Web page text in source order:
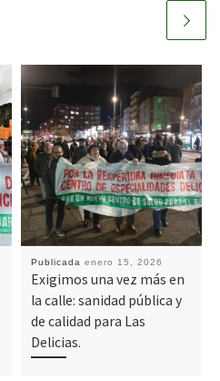
Publicadaenero 15, 2026
Exigimos una vez más en
la calle: sanidad pública y
de calidad para Las
Delicias.